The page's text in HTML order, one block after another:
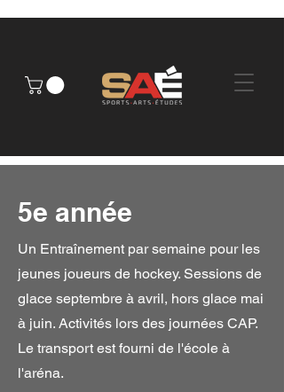
5e année
Un Entraînement par semaine pour les
jeunes joueurs de hockey. Sessions de
glace septembre à avril, hors glace mai
à juin. Activités lors des journées CAP.
Le transport est fourni de l'école à
l'aréna.